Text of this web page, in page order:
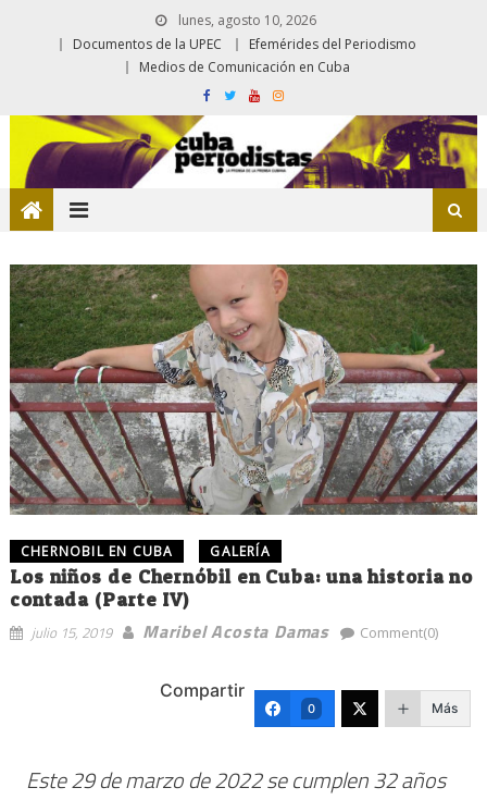
lunes, agosto 10, 2026
Documentos de la UPEC
Efemérides del Periodismo
Medios de Comunicación en Cuba
CHERNOBIL EN CUBA GALERÍA
Los niños de Chernóbil en Cuba: una historia no
contada (Parte IV)
julio 15, 2019 Maribel Acosta Damas Comment(0)
Compartir
0 Más
Este 29 de marzo de 2022 se cumplen 32 años